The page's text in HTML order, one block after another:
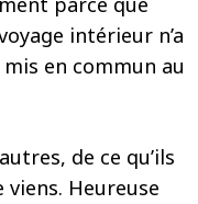
intérieur n’a
en commun au
de ce qu’ils
Heureuse